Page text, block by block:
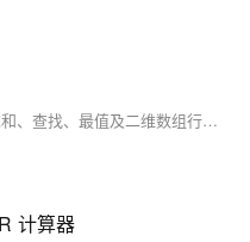
本文整理Java数组常用操作：遍历、求和、查找、最值及二维数组行求和等典型练习，涵盖静态初始化、元素翻倍、去极值求平均等实例，帮助掌握数组基础与应用。
计算器